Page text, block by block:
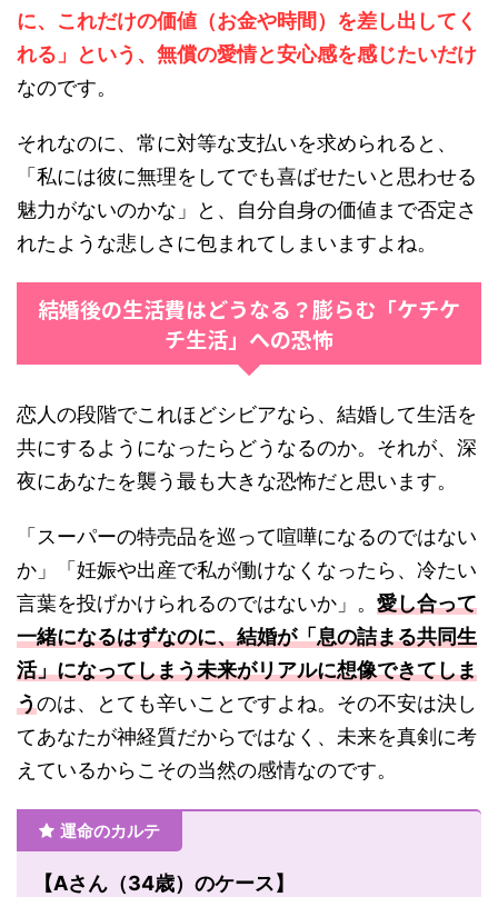
に、これだけの価値（お金や時間）を差し出してく
れる」という、無償の愛情と安心感を感じたいだけ
なのです。
それなのに、常に対等な支払いを求められると、
「私には彼に無理をしてでも喜ばせたいと思わせる
魅力がないのかな」と、自分自身の価値まで否定さ
れたような悲しさに包まれてしまいますよね。
結婚後の生活費はどうなる？膨らむ「ケチケ
チ生活」への恐怖
恋人の段階でこれほどシビアなら、結婚して生活を
共にするようになったらどうなるのか。それが、深
夜にあなたを襲う最も大きな恐怖だと思います。
「スーパーの特売品を巡って喧嘩になるのではない
か」「妊娠や出産で私が働けなくなったら、冷たい
言葉を投げかけられるのではないか」。 愛し合って
一緒になるはずなのに、結婚が「息の詰まる共同生
活」になってしまう未来がリアルに想像できてしま
うのは、とても辛いことですよね。その不安は決し
てあなたが神経質だからではなく、未来を真剣に考
えているからこその当然の感情なのです。
運命のカルテ
【Aさん（34歳）のケース】